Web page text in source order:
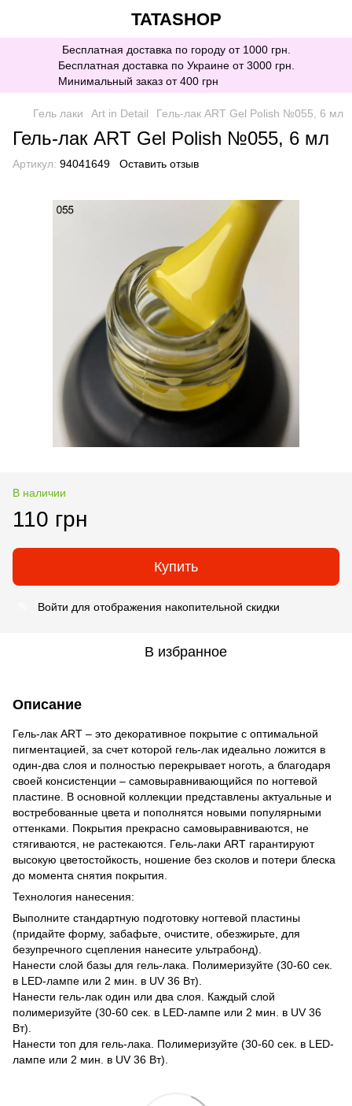
TATASHOP
Бесплатная доставка по городу от 1000 грн.
Бесплатная доставка по Украине от 3000 грн.
Минимальный заказ от 400 грн
Гель лаки Art in Detail Гель-лак ART Gel Polish №055, 6 мл
Гель-лак ART Gel Polish №055, 6 мл
Артикул: 94041649 Оставить отзыв
В наличии
110 грн
Купить
Войти для отображения накопительной скидки
В избранное
Описание
Гель-лак ART – это декоративное покрытие с оптимальной
пигментацией, за счет которой гель-лак идеально ложится в
один-два слоя и полностью перекрывает ноготь, а благодаря
своей консистенции – самовыравнивающийся по ногтевой
пластине. В основной коллекции представлены актуальные и
востребованные цвета и пополнятся новыми популярными
оттенками. Покрытия прекрасно самовыравниваются, не
стягиваются, не растекаются. Гель-лаки ART гарантируют
высокую цветостойкость, ношение без сколов и потери блеска
до момента снятия покрытия.
Технология нанесения:
Выполните стандартную подготовку ногтевой пластины
(придайте форму, забафьте, очистите, обезжирьте, для
безупречного сцепления нанесите ультрабонд).
Нанести слой базы для гель-лака. Полимеризуйте (30-60 сек.
в LED-лампе или 2 мин. в UV 36 Вт).
Нанести гель-лак один или два слоя. Каждый слой
полимеризуйте (30-60 сек. в LED-лампе или 2 мин. в UV 36
Вт).
Нанести топ для гель-лака. Полимеризуйте (30-60 сек. в LED-
лампе или 2 мин. в UV 36 Вт).